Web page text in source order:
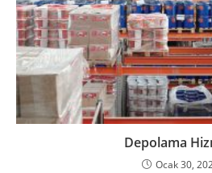
Depolama
Ocak 30,